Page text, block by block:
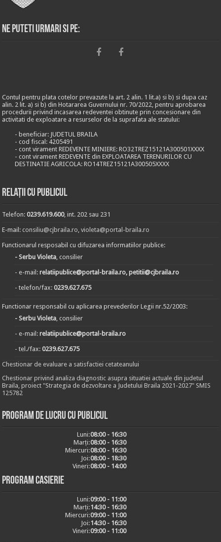
Ne puteti urmari si pe:
Contul pentru plata cotelor prevazute la art. 2 alin. 1 lit.a) si b) si dupa caz
alin. 2 lit. a) si b) din Hotararea Guvernului nr. 70/2022, pentru aprobarea
procedurii privind incasarea redeventei obtinute prin concesionare din
activitati de exploatare a resurselor de la suprafata ale statului:
- beneficiar: JUDETUL BRAILA
- cod fiscal: 4205491
- cont virament REDEVENTE MINIERE: RO32TREZ15121A300501XXXX
- cont virament REDEVENTE din EXPLOATAREA TERENURILOR CU
DESTINATIE AGRICOLA: RO14TREZ15121A300505XXXX
Relații cu publicul
Telefon:0239.619.600, int. 202 sau 231
E-mail:consiliu@cjbraila.ro,violeta@portal-braila.ro
Functionarul resposabil cu difuzarea informatiilor publice:
- Serbu Violeta, consilier
- e-mail:relatiipublice@portal-braila.ro, petitii@cjbraila.ro
- telefon/fax:0239.627.675
Functionar responsabil cu aplicarea prevederilor Legii nr.52/2003:
- Serbu Violeta, consilier
- e-mail:relatiipublice@portal-braila.ro
- tel./fax:0239.627.675
Chestionar de evaluare a satisfactiei cetateanului
Chestionar privind analiza diagnostic asupra situatiei actuale din judetul
Braila, proiect "Strategia de dezvoltare a Judetului Braila 2021-2027" SMIS
125782
Program de lucru cu publicul
Luni:08:00 - 16:30
Marți:08:00 - 16:30
Miercuri:08:00 - 16:30
Joi:08:00 - 18:30
Vineri:08:00 - 14:00
Program casierie
Luni:09:00 - 11:00
Marți:14:30 - 16:30
Miercuri:09:00 - 11:00
Joi:14:30 - 16:30
Vineri:09:00 - 11:00